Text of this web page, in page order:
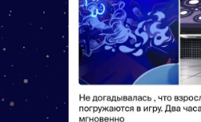
Подписывайтесь на наши
социальные сети
39